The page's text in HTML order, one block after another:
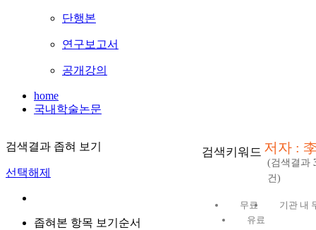
단행본
연구보고서
공개강의
home
국내학술논문
검색결과 좁혀 보기
선택해제
좁혀본 항목 보기순서
검색키워드 저자 :
(검색결과
건)
무료
기관 내
유료